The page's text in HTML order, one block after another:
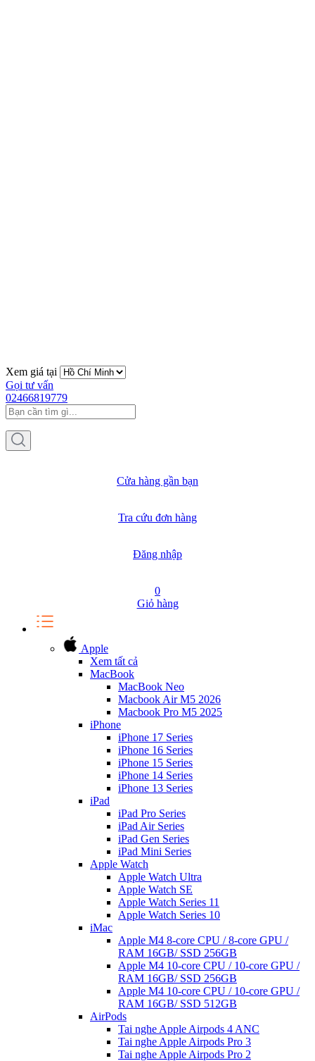
Xem giá tại
Gọi tư vấn
02466819779
Cửa hàng gần bạn
Tra cứu đơn hàng
Đăng nhập
0
Giỏ hàng
Apple
Xem tất cả
MacBook
MacBook Neo
Macbook Air M5 2026
Macbook Pro M5 2025
iPhone
iPhone 17 Series
iPhone 16 Series
iPhone 15 Series
iPhone 14 Series
iPhone 13 Series
iPad
iPad Pro Series
iPad Air Series
iPad Gen Series
iPad Mini Series
Apple Watch
Apple Watch Ultra
Apple Watch SE
Apple Watch Series 11
Apple Watch Series 10
iMac
Apple M4 8-core CPU / 8-core GPU /
RAM 16GB/ SSD 256GB
Apple M4 10-core CPU / 10-core GPU /
RAM 16GB/ SSD 256GB
Apple M4 10-core CPU / 10-core GPU /
RAM 16GB/ SSD 512GB
AirPods
Tai nghe Apple Airpods 4 ANC
Tai nghe Apple Airpods Pro 3
Tai nghe Apple Airpods Pro 2